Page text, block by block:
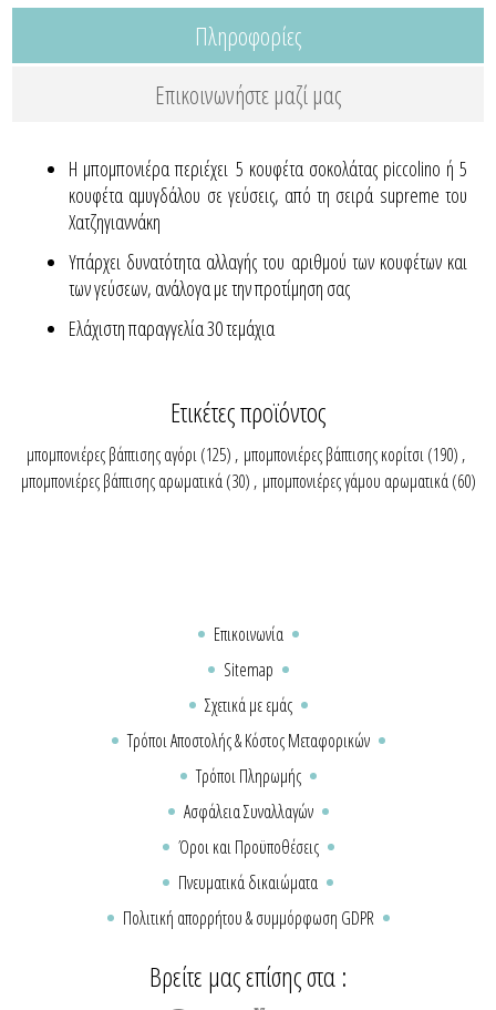
Πληροφορίες
Επικοινωνήστε μαζί μας
Η μπομπονιέρα περιέχει 5 κουφέτα σοκολάτας piccolino ή 5
κουφέτα αμυγδάλου σε γεύσεις, από τη σειρά supreme του
Χατζηγιαννάκη
Yπάρχει δυνατότητα αλλαγής του αριθμού των κουφέτων και
των γεύσεων, ανάλογα με την προτίμηση σας
Ελάχιστη παραγγελία 30 τεμάχια
Ετικέτες προϊόντος
μπομπονιέρες βάπτισης αγόρι (125) , μπομπονιέρες βάπτισης κορίτσι (190) ,
μπομπονιέρες βάπτισης αρωματικά (30) , μπομπονιέρες γάμου αρωματικά (60)
Επικοινωνία
Sitemap
Σχετικά με εμάς
Τρόποι Αποστολής & Κόστος Μεταφορικών
Τρόποι Πληρωμής
Ασφάλεια Συναλλαγών
Όροι και Προϋποθέσεις
Πνευματικά δικαιώματα
Πολιτική απορρήτου & συμμόρφωση GDPR
Βρείτε μας επίσης στα :